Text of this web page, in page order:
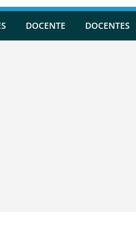
DOCENTE DOCENTES